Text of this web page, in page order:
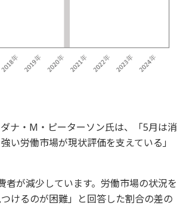
ナ・M・ピーターソン氏は、「5月は消
い労働市場が現状評価を支えている」
が減少しています。労働市場の状況を
けるのが困難」と回答した割合の差の